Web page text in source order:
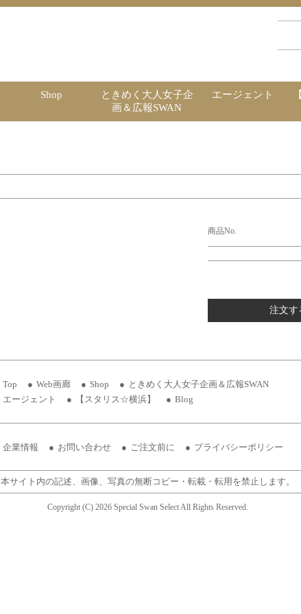
Shop
ときめく大人女子企
画＆広報SWAN
エージェント
商品No.
注文す
Top Web画廊 Shop
ときめく大人女子企画＆広報SWAN
エージェント
【スタリス☆横浜】 Blog
企業情報 お問い合わせ ご注文前に プライバシーポリシー
本サイト内の記述、画像、写真の無断コピー・転載・転用を禁止します。
Copyright (C) 2026 Special Swan Select All Rights Reserved.